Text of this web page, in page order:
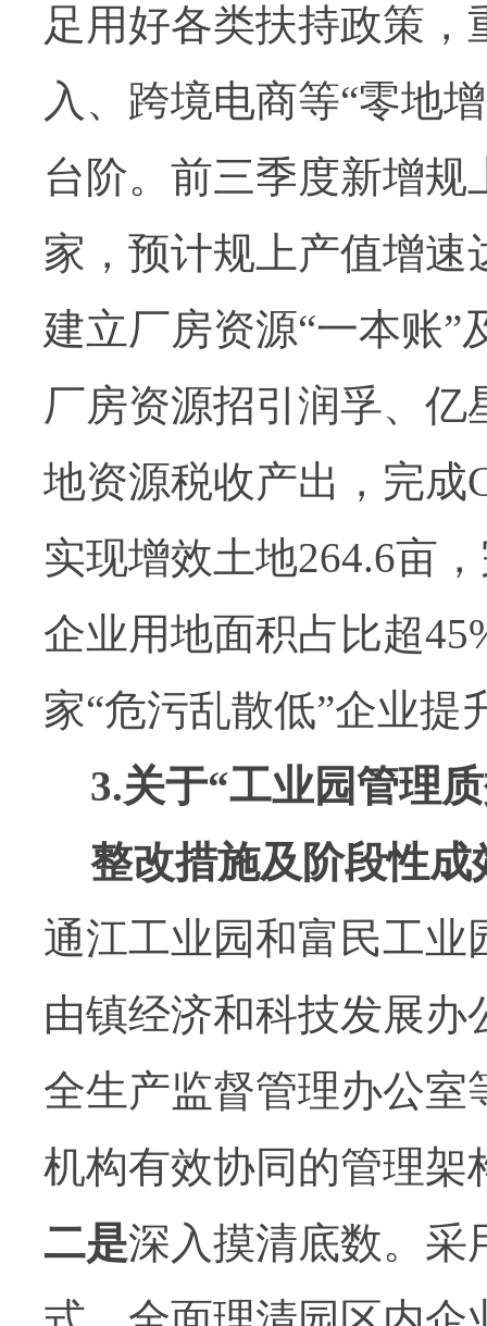
足用好各类扶持政策
入、跨境电商等“零地
台阶。前三季度新增规
家，预计规上产值增速
建立厂房资源“一本账”
厂房资源招引润孚、
地资源税收产出，完成
实现增效土地264.6亩
企业用地面积占比超
家“危污乱散低”企业提
3.关于“工业园管理
整改措施及阶段性成
通江工业园和富民工业
由镇经济和科技发展
全生产监督管理办公室
机构有效协同的管理架
二是深入摸清底数。采